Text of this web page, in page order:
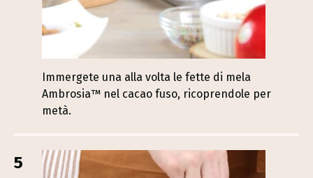
Immergete una alla volta le fette di mela
Ambrosia™ nel cacao fuso, ricoprendole per
metà.
5